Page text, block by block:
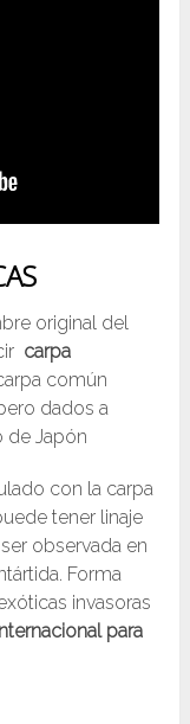
original del
carpa
común
dados a
de Japón
con la carpa
tener linaje
observada en
Forma
invasoras
para